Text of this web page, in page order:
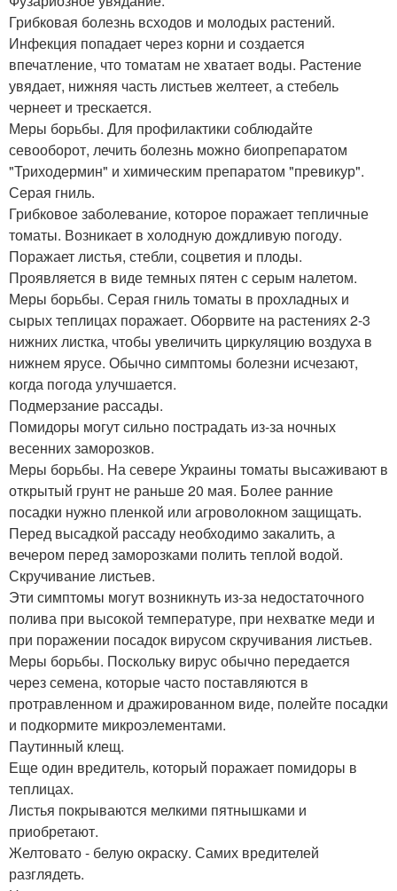
Грибковая болезнь всходов и молодых растений.
Инфекция попадает через корни и создается
впечатление, что томатам не хватает воды. Растение
увядает, нижняя часть листьев желтеет, а стебель
чернеет и трескается.
Меры борьбы. Для профилактики соблюдайте
севооборот, лечить болезнь можно биопрепаратом
"Триходермин" и химическим препаратом "превикур".
Серая гниль.
Грибковое заболевание, которое поражает тепличные
томаты. Возникает в холодную дождливую погоду.
Поражает листья, стебли, соцветия и плоды.
Проявляется в виде темных пятен с серым налетом.
Меры борьбы. Серая гниль томаты в прохладных и
сырых теплицах поражает. Оборвите на растениях 2-3
нижних листка, чтобы увеличить циркуляцию воздуха в
нижнем ярусе. Обычно симптомы болезни исчезают,
когда погода улучшается.
Подмерзание рассады.
Помидоры могут сильно пострадать из-за ночных
весенних заморозков.
Меры борьбы. На севере Украины томаты высаживают в
открытый грунт не раньше 20 мая. Более ранние
посадки нужно пленкой или агроволокном защищать.
Перед высадкой рассаду необходимо закалить, а
вечером перед заморозками полить теплой водой.
Скручивание листьев.
Эти симптомы могут возникнуть из-за недостаточного
полива при высокой температуре, при нехватке меди и
при поражении посадок вирусом скручивания листьев.
Меры борьбы. Поскольку вирус обычно передается
через семена, которые часто поставляются в
протравленном и дражированном виде, полейте посадки
и подкормите микроэлементами.
Паутинный клещ.
Еще один вредитель, который поражает помидоры в
теплицах.
Листья покрываются мелкими пятнышками и
приобретают.
Желтовато - белую окраску. Самих вредителей
разглядеть.